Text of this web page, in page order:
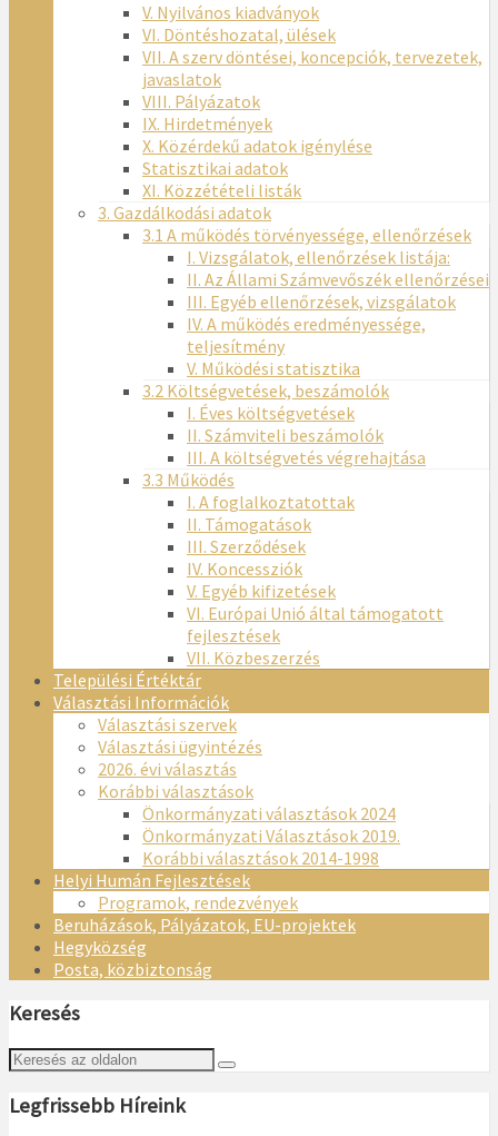
V. Nyilvános kiadványok
VI. Döntéshozatal, ülések
VII. A szerv döntései, koncepciók, tervezetek,
javaslatok
VIII. Pályázatok
IX. Hirdetmények
X. Közérdekű adatok igénylése
Statisztikai adatok
XI. Közzétételi listák
3. Gazdálkodási adatok
3.1 A működés törvényessége, ellenőrzések
I. Vizsgálatok, ellenőrzések listája:
II. Az Állami Számvevőszék ellenőrzései
III. Egyéb ellenőrzések, vizsgálatok
IV. A működés eredményessége,
teljesítmény
V. Működési statisztika
3.2 Költségvetések, beszámolók
I. Éves költségvetések
II. Számviteli beszámolók
III. A költségvetés végrehajtása
3.3 Működés
I. A foglalkoztatottak
II. Támogatások
III. Szerződések
IV. Koncessziók
V. Egyéb kifizetések
VI. Európai Unió által támogatott
fejlesztések
VII. Közbeszerzés
Települési Értéktár
Választási Információk
Választási szervek
Választási ügyintézés
2026. évi választás
Korábbi választások
Önkormányzati választások 2024
Önkormányzati Választások 2019.
Korábbi választások 2014-1998
Helyi Humán Fejlesztések
Programok, rendezvények
Beruházások, Pályázatok, EU-projektek
Hegyközség
Posta, közbiztonság
Keresés
Legfrissebb Híreink